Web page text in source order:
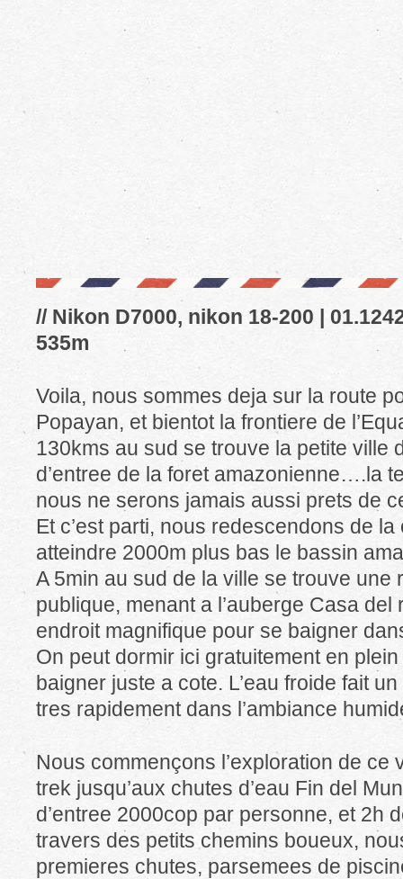
// Nikon D7000, nikon 18-200 |
535m
Voila, nous sommes deja sur la route
Popayan, et bientot la frontiere de
130kms au sud se trouve la petite ville
d’entree de la foret amazonienne….la
nous ne serons jamais aussi prets de
Et c’est parti, nous redescendons de
atteindre 2000m plus bas le bassin
A 5min au sud de la ville se trouve une
publique, menant a l’auberge Casa del
endroit magnifique pour se baigner
On peut dormir ici gratuitement en
baigner juste a cote. L’eau froide fait
tres rapidement dans l’ambiance
Nous commençons l’exploration de ce
trek jusqu’aux chutes d’eau Fin del
d’entree 2000cop par personne, et 2h
travers des petits chemins boueux,
premieres chutes, parsemees de